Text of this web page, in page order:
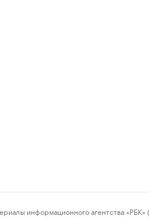
агентства «РБК»